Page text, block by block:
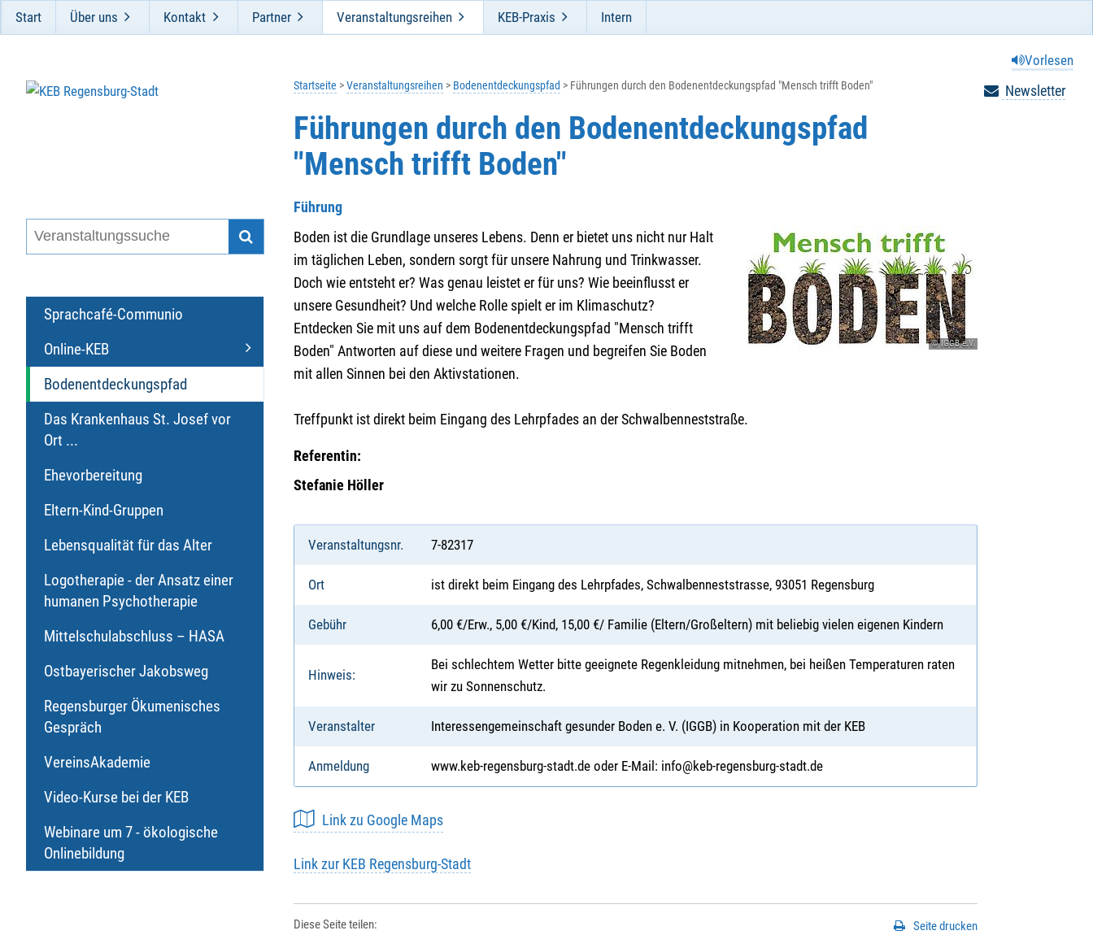
Start Über uns Kontakt Partner Veranstaltungsreihen KEB-Praxis Intern
Vorlesen
Newsletter
Sprachcafé-Communio
Online-KEB
Bodenentdeckungspfad
Das Krankenhaus St. Josef vor
Ort ...
Ehevorbereitung
Eltern-Kind-Gruppen
Lebensqualität für das Alter
Logotherapie - der Ansatz einer
humanen Psychotherapie
Mittelschulabschluss – HASA
Ostbayerischer Jakobsweg
Regensburger Ökumenisches
Gespräch
VereinsAkademie
Video-Kurse bei der KEB
Webinare um 7 - ökologische
Onlinebildung
Startseite Veranstaltungsreihen Bodenentdeckungspfad Führungen durch den Bodenentdeckungspfad "Mensch trifft Boden"
Führungen durch den Bodenentdeckungspfad
"Mensch trifft Boden"
Führung
© IGGB e.V.
Boden ist die Grundlage unseres Lebens. Denn er bietet uns nicht nur Halt
im täglichen Leben, sondern sorgt für unsere Nahrung und Trinkwasser.
Doch wie entsteht er? Was genau leistet er für uns? Wie beeinflusst er
unsere Gesundheit? Und welche Rolle spielt er im Klimaschutz?
Entdecken Sie mit uns auf dem Bodenentdeckungspfad "Mensch trifft
Boden" Antworten auf diese und weitere Fragen und begreifen Sie Boden
mit allen Sinnen bei den Aktivstationen.
Treffpunkt ist direkt beim Eingang des Lehrpfades an der Schwalbenneststraße.
Referentin:
Stefanie Höller
Veranstaltungsnr. 7-82317
Ort ist direkt beim Eingang des Lehrpfades, Schwalbenneststrasse, 93051 Regensburg
Gebühr 6,00 €/Erw., 5,00 €/Kind, 15,00 €/ Familie (Eltern/Großeltern) mit beliebig vielen eigenen Kindern
Hinweis:
Bei schlechtem Wetter bitte geeignete Regenkleidung mitnehmen, bei heißen Temperaturen raten
wir zu Sonnenschutz.
Veranstalter Interessengemeinschaft gesunder Boden e. V. (IGGB) in Kooperation mit der KEB
Anmeldung www.keb-regensburg-stadt.de oder E-Mail: info@keb-regensburg-stadt.de
Link zu Google Maps
Link zur KEB Regensburg-Stadt
Diese Seite teilen: Seite drucken